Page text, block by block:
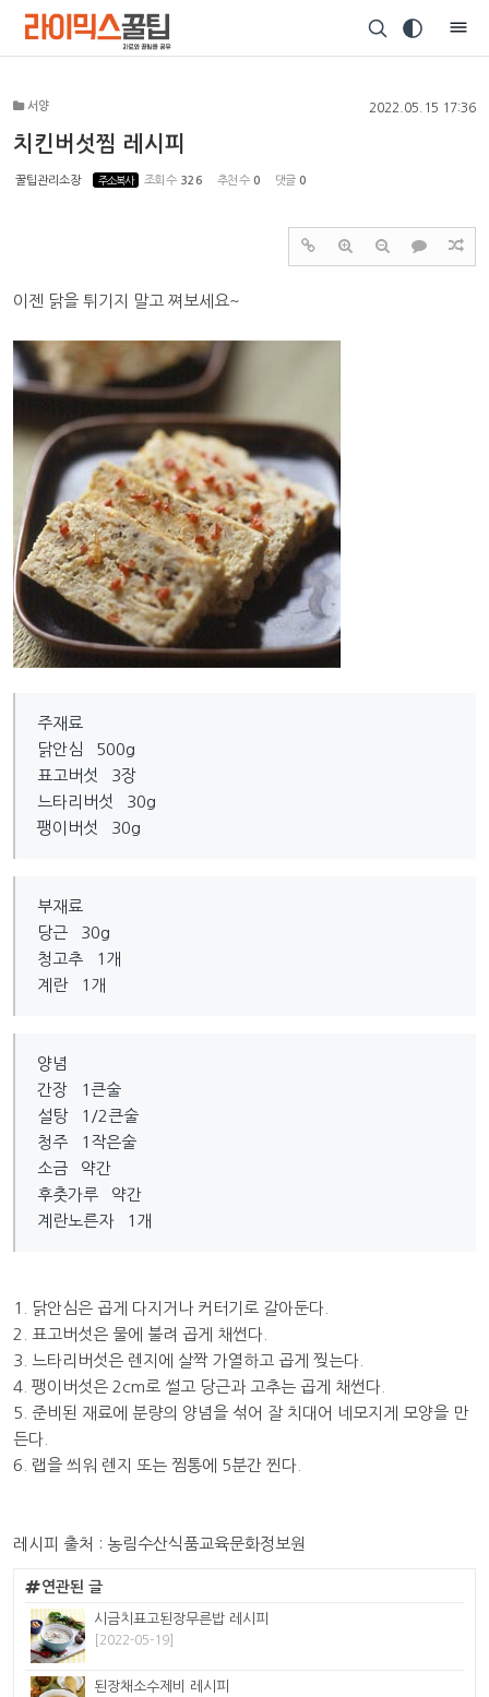
서양 2022.05.15 17:36
치킨버섯찜 레시피
꿀팁관리소장 주소복사 조회 수 326 추천 수 0 댓글 0
이젠 닭을 튀기지 말고 쪄보세요~
주재료
닭안심 500g
표고버섯 3장
느타리버섯 30g
팽이버섯 30g
부재료
당근 30g
청고추 1개
계란 1개
양념
간장 1큰술
설탕 1/2큰술
청주 1작은술
소금 약간
후춧가루 약간
계란노른자 1개
1. 닭안심은 곱게 다지거나 커터기로 갈아둔다.
2. 표고버섯은 물에 불려 곱게 채썬다.
3. 느타리버섯은 렌지에 살짝 가열하고 곱게 찢는다.
4. 팽이버섯은 2cm로 썰고 당근과 고추는 곱게 채썬다.
5. 준비된 재료에 분량의 양념을 섞어 잘 치대어 네모지게 모양을 만
든다.
6. 랩을 씌워 렌지 또는 찜통에 5분간 찐다.
레시피 출처 : 농림수산식품교육문화정보원
연관된 글
시금치표고된장무른밥 레시피
[2022-05-19]
된장채소수제비 레시피
Sketchbook5, 스케치북5
Sketchbook5, 스케치북5